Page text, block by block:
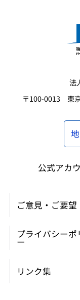
法
〒100-0013 東
公式アカ
ご意見・ご要望
プライバシーポ
ー
リンク集